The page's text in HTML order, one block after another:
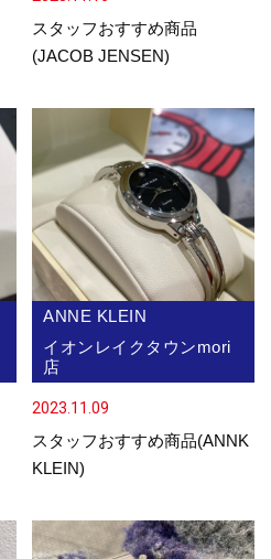
スタッフおすすめ商品
(JACOB JENSEN)
ANNE KLEIN
イオンレイクタウンmori
店
2023.11.09
スタッフおすすめ商品(ANNK
KLEIN)